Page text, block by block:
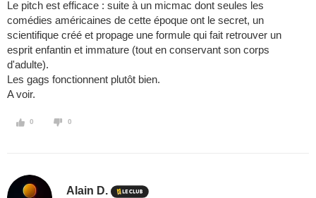
Le pitch est efficace : suite à un micmac dont seules les
comédies américaines de cette époque ont le secret, un
scientifique créé et propage une formule qui fait retrouver un
esprit enfantin et immature (tout en conservant son corps
d'adulte).
Les gags fonctionnent plutôt bien.
A voir.
0 0
Alain D.